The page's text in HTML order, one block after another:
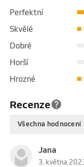
Recenze
Všechna hodnocení
Jana
3. května
Perfektní
Skvělé
Dobré
Horší
Hrozné